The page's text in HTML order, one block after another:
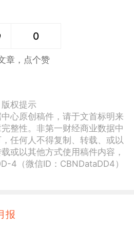
0
章，点个赞
版权提示
心原创稿件，请于文首标明来
整性。非第一财经商业数据中
任何人不得复制、转载、或以
或以其他方式使用稿件内容，
4（微信ID：CBNDataDD4）
报